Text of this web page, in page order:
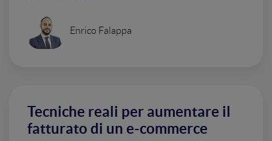
Enrico Falappa
Tecniche reali per aumentare il
fatturato di un e-commerce